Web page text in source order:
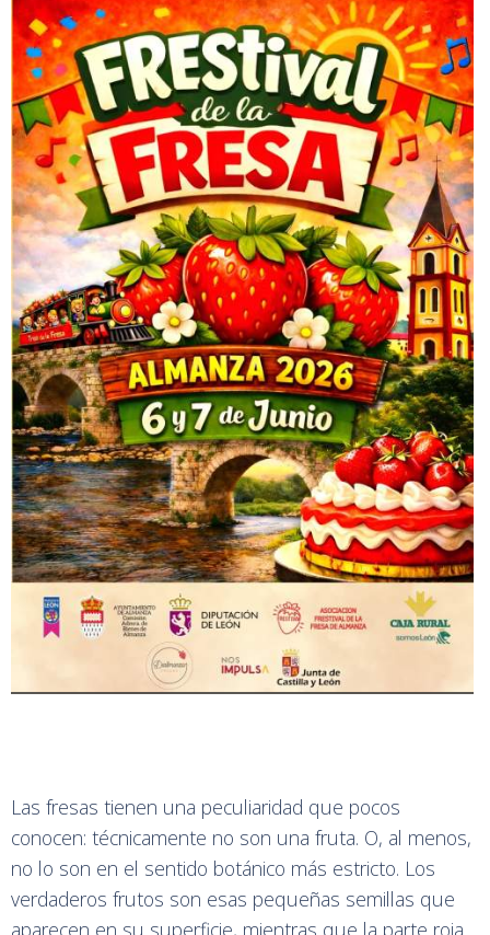
Las fresas tienen una peculiaridad que pocos
conocen: técnicamente no son una fruta. O, al menos,
no lo son en el sentido botánico más estricto. Los
verdaderos frutos son esas pequeñas semillas que
aparecen en su superficie, mientras que la parte roja